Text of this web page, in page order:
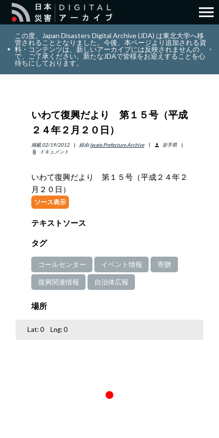
search 検索
layers コレクション
info_outline リソース
アバウト
ENGLISH 日本語
menu
この度、Japan Disasters Digital Archive (JDA) は東北大学へ移
管されることとなりました。今後、本ページより追加される資
料・コンテンツは、新しいアーカイブには反映されませんの
で、ご了承ください。新たなJDAで皆様をお迎えすることを心
待ちにしております。
いわて復興だより 第１５号（平成
２４年２月２０日）
掲載 02/19/2012 経由 Iwate Prefecture Archive person
岩手県
attach_file
ドキュメント
いわて復興だより 第１５号（平成２４年２
月２０日）
ソース表示
テキストソース
タグ
コールセンター イベント情報 寄贈
復興関連情報 自治体広報
場所
Lat:0 Lng:0